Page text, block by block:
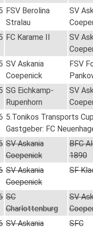
FSV Berolina
Stralau
SV
FC Karame II
SV
SV Askania
Coepenick
FSV
SG Eichkamp-
Rupenhorn
SV
5.Tonikos Transports
Gastgeber: FC
SV Askania
Coepenick
BFC
1890
SV Askania
Coepenick
SF
SC
Charlottenburg
SV
SV Askania
SFC